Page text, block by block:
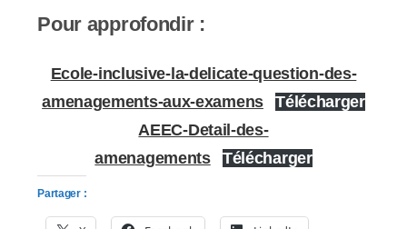
Pour approfondir :
Ecole-inclusive-la-delicate-question-des-
amenagements-aux-examens
Télécharger
AEEC-Detail-des-
amenagements
Télécharger
Partager :